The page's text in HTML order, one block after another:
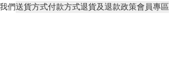
們送貨方式付款方式退貨及退款政策會員專區